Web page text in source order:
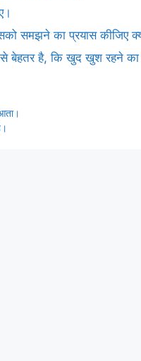
समझने का प्रयास कीजिए
है, कि खुद खुश रहने का